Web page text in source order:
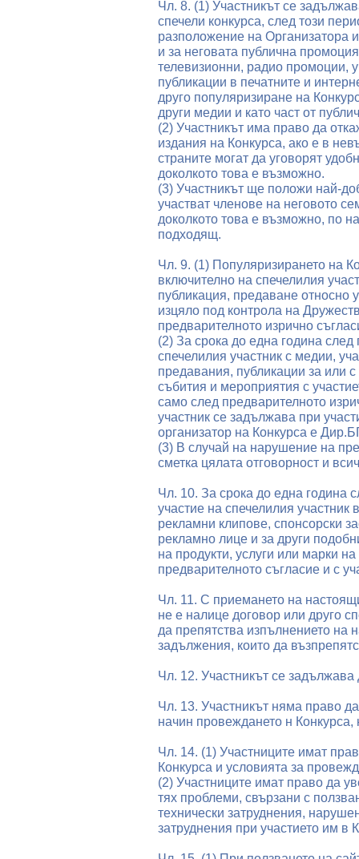
Чл. 8. (1) Участникът се
спечели конкурса, след този
разположение на Организатора
и за неговата публична
телевизионни, радио промоции,
публикации в печатните и
друго популяризиране на
други медии и като част от
(2) Участникът има право да
издания на Конкурса, ако е в
страните могат да уговорят
доколкото това е възможно.
(3) Участникът ще положи най-
участват членове на неговото
доколкото това е възможно, по
подходящ.
Чл. 9. (1) Популяризирането на
включително на спечелилия
публикация, предаване относно
изцяло под контрола на
предварителното изрично
(2) За срока до една година
спечелилия участник с медии,
предавания, публикации за или
събития и мероприятия с
само след предварителното
участник се задължава при
организатор на Конкурса е
(3) В случай на нарушение на
сметка цялата отговорност и
Чл. 10. За срока до една година
участие на спечелилия
рекламни клипове, спонсорски
рекламно лице и за други
на продукти, услуги или марки
предварителното съгласие и с
Чл. 11. С приемането на
не е налице договор или друго
да препятства изпълнението
задължения, които да
Чл. 12. Участникът се
Чл. 13. Участникът няма право
начин провеждането н
Чл. 14. (1) Участниците имат
Конкурса и условията за
(2) Участниците имат право да
тях проблеми, свързани с
технически затруднения,
затруднения при участието им в